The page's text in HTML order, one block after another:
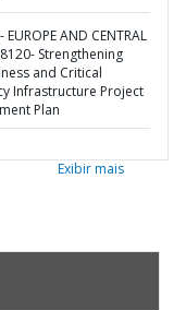
AND CENTRAL
Strengthening
and Critical
Infrastructure Project
Plan
Exibir mais